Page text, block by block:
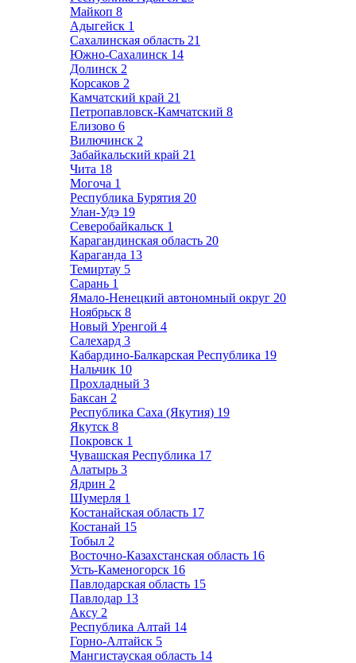
Майкоп 8
Адыгейск 1
Сахалинская область 21
Южно-Сахалинск 14
Долинск 2
Корсаков 2
Камчатский край 21
Петропавловск-Камчатский 8
Елизово 6
Вилючинск 2
Забайкальский край 21
Чита 18
Могоча 1
Республика Бурятия 20
Улан-Удэ 19
Северобайкальск 1
Карагандинская область 20
Караганда 13
Темиртау 5
Сарань 1
Ямало-Ненецкий автономный округ 20
Ноябрьск 8
Новый Уренгой 4
Салехард 3
Кабардино-Балкарская Республика 19
Нальчик 10
Прохладный 3
Баксан 2
Республика Саха (Якутия) 19
Якутск 8
Покровск 1
Чувашская Республика 17
Алатырь 3
Ядрин 2
Шумерля 1
Костанайская область 17
Костанай 15
Тобыл 2
Восточно-Казахстанская область 16
Усть-Каменогорск 16
Павлодарская область 15
Павлодар 13
Аксу 2
Республика Алтай 14
Горно-Алтайск 5
Мангистауская область 14